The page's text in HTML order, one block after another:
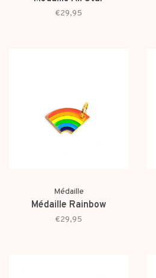
€29,95
Médaille
Médaille Rainbow
€29,95